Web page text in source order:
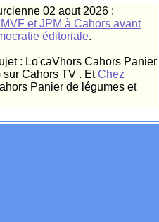
02 aout 2026 :
et JPM à Cahors avant
éditoriale.
: Lo'caVhors Cahors Panier
Cahors TV . EtChez
Panier de légumes et